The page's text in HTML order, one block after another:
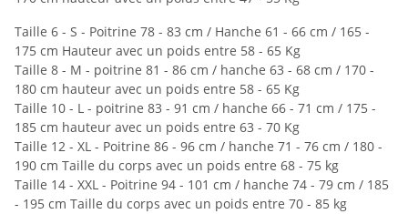
Taille 6 - S - Poitrine 78 - 83 cm / Hanche 61 - 66 cm / 165 -
175 cm Hauteur avec un poids entre 58 - 65 Kg
Taille 8 - M - poitrine 81 - 86 cm / hanche 63 - 68 cm / 170 -
180 cm hauteur avec un poids entre 58 - 65 Kg
Taille 10 - L - poitrine 83 - 91 cm / hanche 66 - 71 cm / 175 -
185 cm hauteur avec un poids entre 63 - 70 Kg
Taille 12 - XL - Poitrine 86 - 96 cm / hanche 71 - 76 cm / 180 -
190 cm Taille du corps avec un poids entre 68 - 75 kg
Taille 14 - XXL - Poitrine 94 - 101 cm / hanche 74 - 79 cm / 185
- 195 cm Taille du corps avec un poids entre 70 - 85 kg